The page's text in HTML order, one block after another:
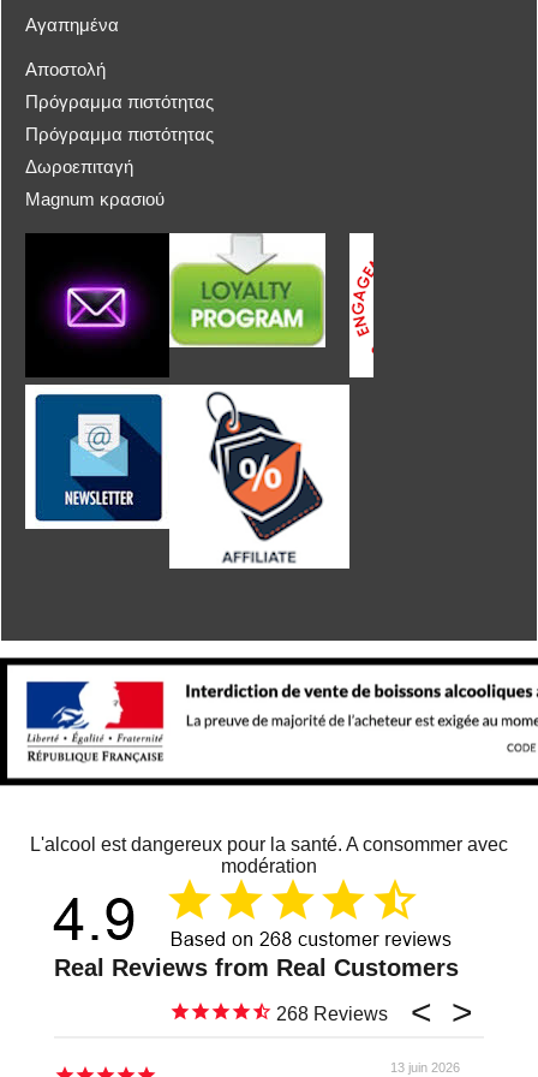
Αγαπημένα
Αποστολή
Πρόγραμμα πιστότητας
Πρόγραμμα πιστότητας
Δωροεπιταγή
Magnum κρασιού
L'alcool est dangereux pour la santé. A consommer avec
modération
268
13 juin 2026